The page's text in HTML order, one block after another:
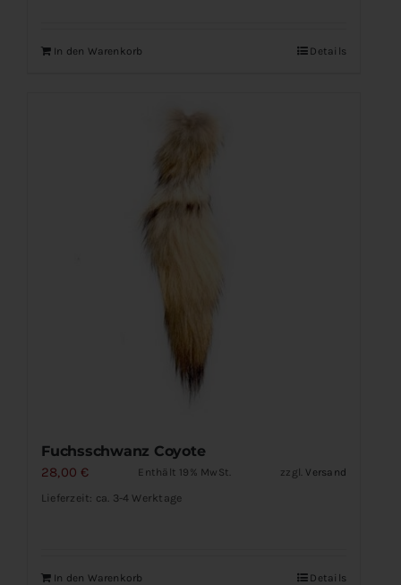
In den Warenkorb Details
Fuchsschwanz Coyote
28,00 € Enthält 19% MwSt. zzgl. Versand
Lieferzeit: ca. 3-4 Werktage
In den Warenkorb Details